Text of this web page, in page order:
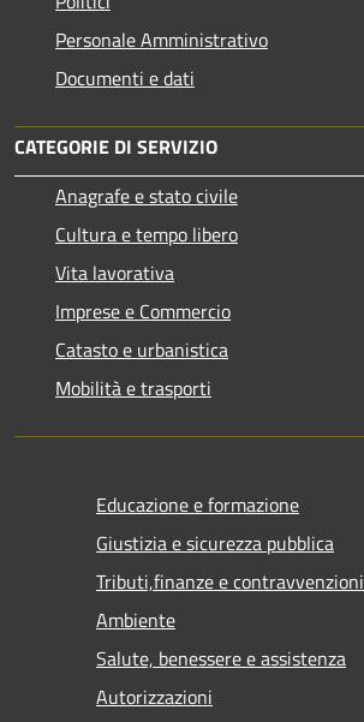
Personale Amministrativo
Documenti e dati
CATEGORIE DI SERVIZIO
Anagrafe e stato civile
Cultura e tempo libero
Vita lavorativa
Imprese e Commercio
Catasto e urbanistica
Mobilità e trasporti
Educazione e formazione
Giustizia e sicurezza pubblica
Tributi,finanze e contravvenzioni
Ambiente
Salute, benessere e assistenza
Autorizzazioni